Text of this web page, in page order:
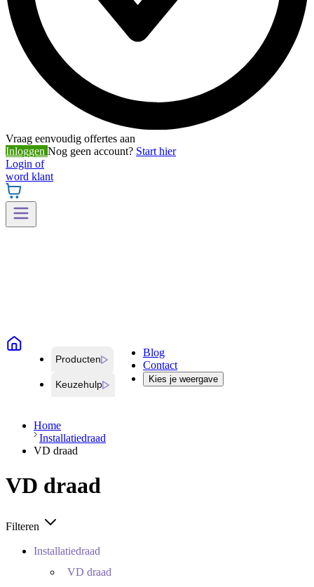
Vraag eenvoudig offertes aan
Inloggen Nog geen account? Start hier
Login of
word klant
Producten
Keuzehulp
Blog
Contact
Kies je weergave
Home
Installatiedraad
VD draad
VD draad
Filteren
Installatiedraad
VD draad